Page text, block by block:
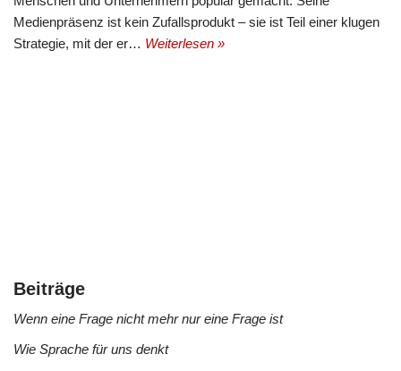
Medienpräsenz ist kein Zufallsprodukt – sie ist Teil einer klugen
Strategie, mit der er… Weiterlesen »
Beiträge
Wenn eine Frage nicht mehr nur eine Frage ist
Wie Sprache für uns denkt